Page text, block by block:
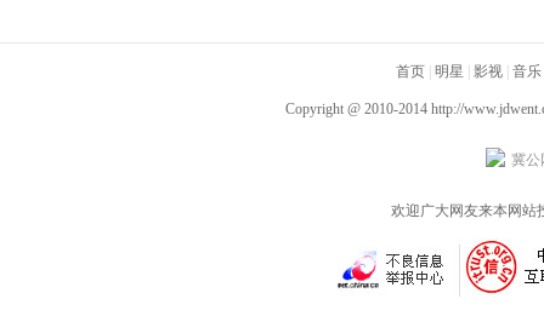
首页 明星 影视 音乐
Copyright @ 2010-2014 http://
冀公
欢迎广大网友来本网站